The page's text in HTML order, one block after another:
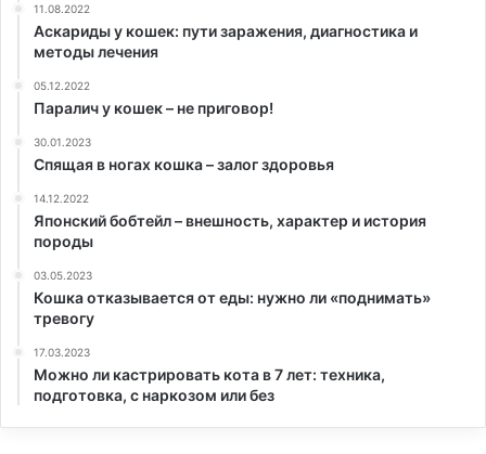
11.08.2022
Аскариды у кошек: пути заражения, диагностика и
методы лечения
05.12.2022
Паралич у кошек – не приговор!
30.01.2023
Спящая в ногах кошка – залог здоровья
14.12.2022
Японский бобтейл – внешность, характер и история
породы
03.05.2023
Кошка отказывается от еды: нужно ли «поднимать»
тревогу
17.03.2023
Можно ли кастрировать кота в 7 лет: техника,
подготовка, с наркозом или без